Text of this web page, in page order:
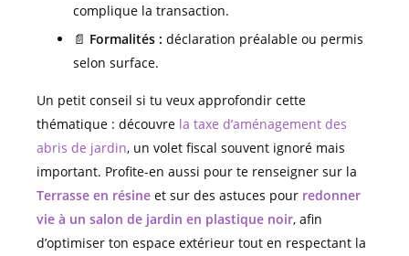
complique la transaction.
📄 Formalités : déclaration préalable ou permis
selon surface.
Un petit conseil si tu veux approfondir cette
thématique : découvre la taxe d’aménagement des
abris de jardin, un volet fiscal souvent ignoré mais
important. Profite-en aussi pour te renseigner sur la
Terrasse en résine et sur des astuces pour redonner
vie à un salon de jardin en plastique noir, afin
d’optimiser ton espace extérieur tout en respectant la